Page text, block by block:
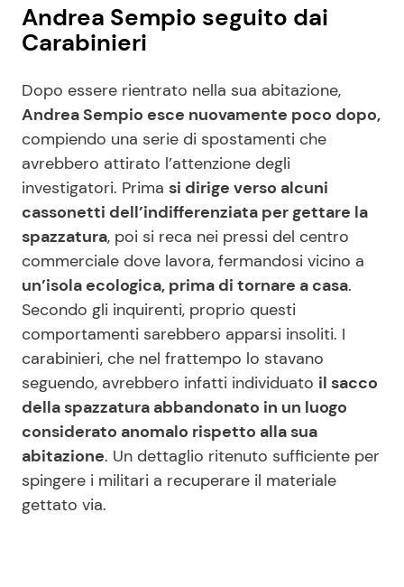
Andrea Sempio seguito dai
Carabinieri
Dopo essere rientrato nella sua abitazione,
Andrea Sempio esce nuovamente poco dopo,
compiendo una serie di spostamenti che
avrebbero attirato l’attenzione degli
investigatori. Prima si dirige verso alcuni
cassonetti dell’indifferenziata per gettare la
spazzatura, poi si reca nei pressi del centro
commerciale dove lavora, fermandosi vicino a
un’isola ecologica, prima di tornare a casa.
Secondo gli inquirenti, proprio questi
comportamenti sarebbero apparsi insoliti. I
carabinieri, che nel frattempo lo stavano
seguendo, avrebbero infatti individuato il sacco
della spazzatura abbandonato in un luogo
considerato anomalo rispetto alla sua
abitazione. Un dettaglio ritenuto sufficiente per
spingere i militari a recuperare il materiale
gettato via.